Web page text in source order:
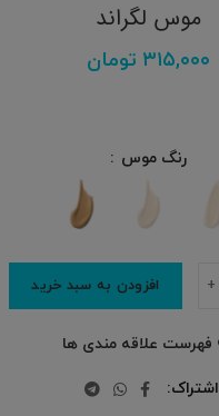
موس لگراند
۳۱۵,۰۰۰ تومان
رنگ موس
افزودن به سبد خرید
فهرست علاقه مندی ها
اشتراک